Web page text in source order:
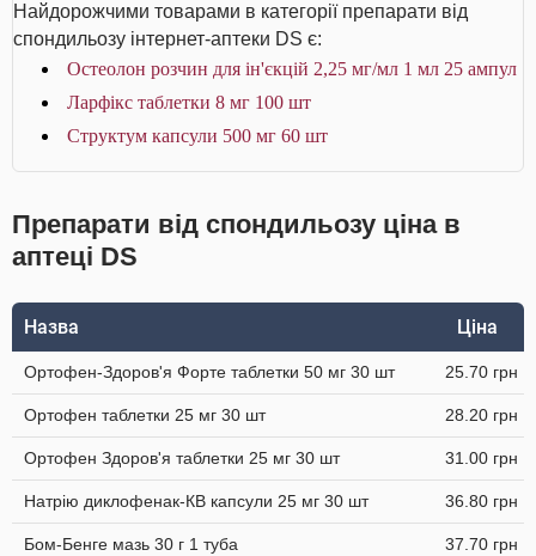
Найдорожчими товарами в категорії препарати від
спондильозу інтернет-аптеки DS є:
Остеолон розчин для ін'єкцій 2,25 мг/мл 1 мл 25 ампул
Ларфікс таблетки 8 мг 100 шт
Структум капсули 500 мг 60 шт
Препарати від спондильозу ціна в
аптеці DS
Назва Ціна
Ортофен-Здоров'я Форте таблетки 50 мг 30 шт 25.70 грн
Ортофен таблетки 25 мг 30 шт 28.20 грн
Ортофен Здоров'я таблетки 25 мг 30 шт 31.00 грн
Натрію диклофенак-КВ капсули 25 мг 30 шт 36.80 грн
Бом-Бенге мазь 30 г 1 туба 37.70 грн